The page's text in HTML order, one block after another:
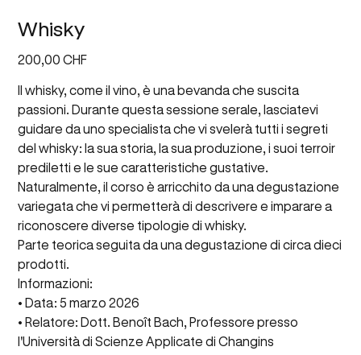
Whisky
200,00 CHF
Il whisky, come il vino, è una bevanda che suscita
passioni. Durante questa sessione serale, lasciatevi
guidare da uno specialista che vi svelerà tutti i segreti
del whisky: la sua storia, la sua produzione, i suoi terroir
prediletti e le sue caratteristiche gustative.
Naturalmente, il corso è arricchito da una degustazione
variegata che vi permetterà di descrivere e imparare a
riconoscere diverse tipologie di whisky.
Parte teorica seguita da una degustazione di circa dieci
prodotti.
Informazioni:
• Data: 5 marzo 2026
• Relatore: Dott. Benoît Bach, Professore presso
l'Università di Scienze Applicate di Changins